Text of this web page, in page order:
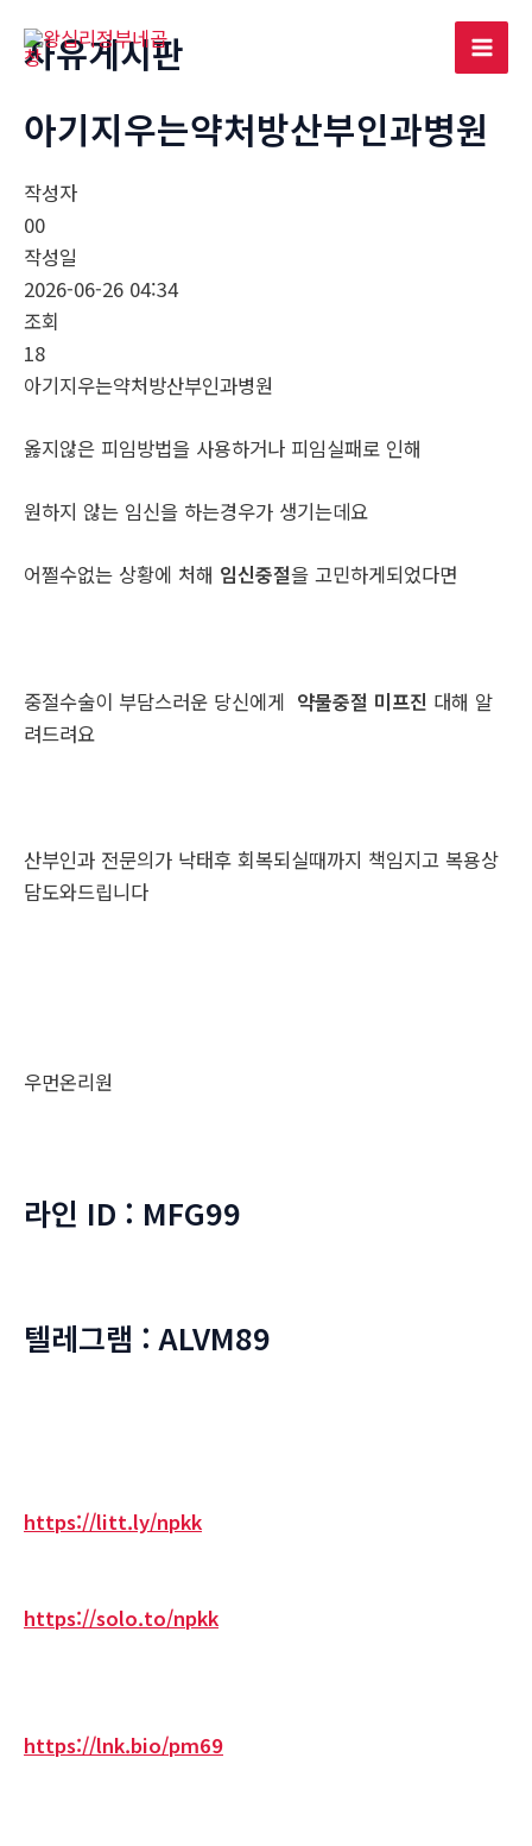
Main
자유게시판
아기지우는약처방산부인과병원
작성자
00
작성일
2026-06-26 04:34
조회
18
아기지우는약처방산부인과병원
옳지않은 피임방법을 사용하거나 피임실패로 인해
원하지 않는 임신을 하는경우가 생기는데요
어쩔수없는 상황에 처해 임신중절을 고민하게되었다면
중절수술이 부담스러운 당신에게 약물중절 미프진 대해 알
려드려요
산부인과 전문의가 낙태후 회복되실때까지 책임지고 복용상
담도와드립니다
우먼온리원
라인 ID : MFG99
텔레그램 : ALVM89
https://litt.ly/npkk
https://solo.to/npkk
https://lnk.bio/pm69